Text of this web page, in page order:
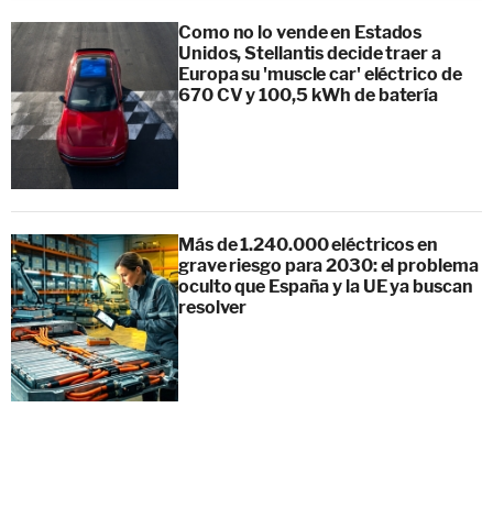
Como no lo vende en Estados
Unidos, Stellantis decide traer a
Europa su 'muscle car' eléctrico de
670 CV y 100,5 kWh de batería
Más de 1.240.000 eléctricos en
grave riesgo para 2030: el problema
oculto que España y la UE ya buscan
resolver